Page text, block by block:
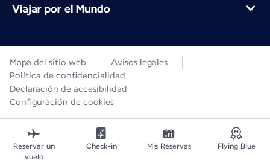
Viajar por el Mundo
Mapa del sitio web
Avisos legales
Política de confidencialidad
Declaración de accesibilidad
Configuración de cookies
Reservar un
vuelo
Check-in Mis Reservas Flying Blue